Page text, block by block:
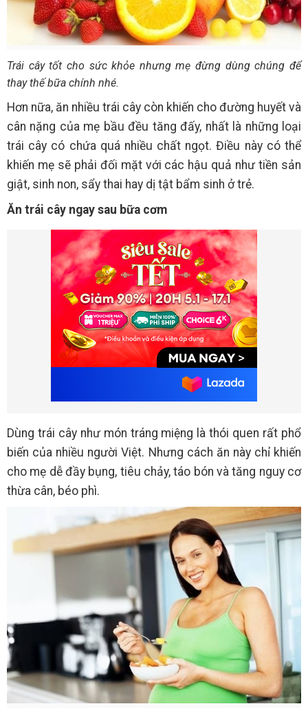
Trái cây tốt cho sức khỏe nhưng mẹ đừng dùng chúng để
thay thế bữa chính nhé.
Hơn nữa, ăn nhiều trái cây còn khiến cho đường huyết và
cân nặng của mẹ bầu đều tăng đấy, nhất là những loại
trái cây có chứa quá nhiều chất ngọt. Điều này có thể
khiến mẹ sẽ phải đối mặt với các hậu quả như tiền sản
giật, sinh non, sẩy thai hay dị tật bẩm sinh ở trẻ.
Ăn trái cây ngay sau bữa cơm
Dùng trái cây như món tráng miệng là thói quen rất phổ
biến của nhiều người Việt. Nhưng cách ăn này chỉ khiến
cho mẹ dễ đầy bụng, tiêu chảy, táo bón và tăng nguy cơ
thừa cân, béo phì.